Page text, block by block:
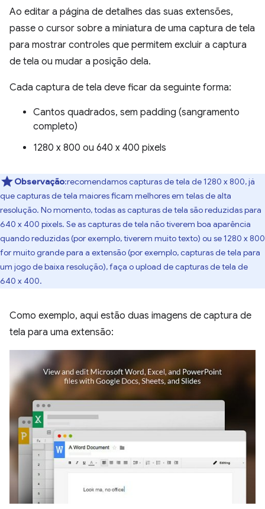
Ao editar a página de detalhes das suas extensões,
passe o cursor sobre a miniatura de uma captura de tela
para mostrar controles que permitem excluir a captura
de tela ou mudar a posição dela.
Cada captura de tela deve ficar da seguinte forma:
Cantos quadrados, sem padding (sangramento
completo)
1280 x 800 ou 640 x 400 pixels
Observação:recomendamos capturas de tela de 1280 x 800, já
que capturas de tela maiores ficam melhores em telas de alta
resolução. No momento, todas as capturas de tela são reduzidas para
640 x 400 pixels. Se as capturas de tela não tiverem boa aparência
quando reduzidas (por exemplo, tiverem muito texto) ou se 1280 x 800
for muito grande para a extensão (por exemplo, capturas de tela para
um jogo de baixa resolução), faça o upload de capturas de tela de
640 x 400.
Como exemplo, aqui estão duas imagens de captura de
tela para uma extensão: